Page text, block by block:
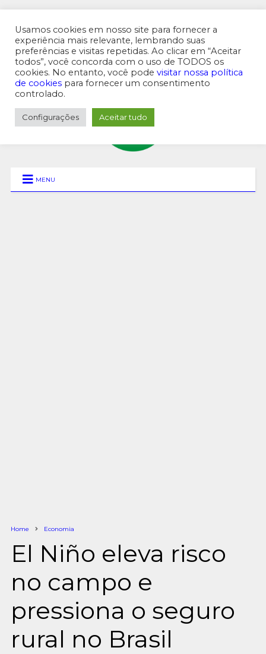
MENU SUPERIOR
MENU
Home Economia
El Niño eleva risco
no campo e
pressiona o seguro
rural no Brasil
Usamos cookies em nosso site para fornecer a
experiência mais relevante, lembrando suas
preferências e visitas repetidas. Ao clicar em “Aceitar
todos”, você concorda com o uso de TODOS os
cookies. No entanto, você pode visitar nossa política
de cookies para fornecer um consentimento
controlado.
Configurações Aceitar tudo